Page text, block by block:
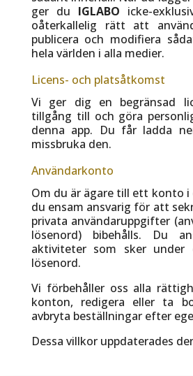
ger du IGLABO icke-
oåterkallelig rätt att
publicera och modifiera
hela världen i alla medier.
Licens- och platsåtkomst
Vi ger dig en begränsad
tillgång till och göra
denna app. Du får ladda
missbruka den.
Användarkonto
Om du är ägare till ett konto i
du ensam ansvarig för att
privata användaruppgifter
lösenord) bibehålls. Du
aktiviteter som sker
lösenord.
Vi förbehåller oss alla
konton, redigera eller ta
avbryta beställningar efter
Dessa villkor uppdaterades